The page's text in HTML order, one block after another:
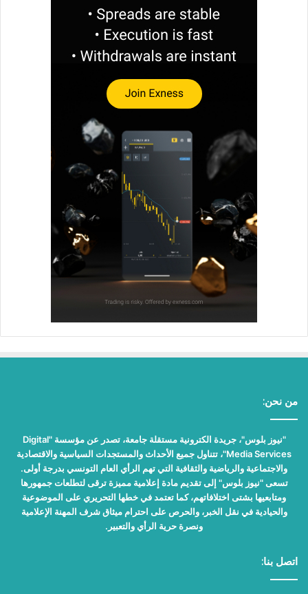
من نحن:
"نيوز بلوس"، جريدة الكترونية مستقلة جامعة، تصدر عن مؤسسة "Digital
Media Services"، تتناول جميع الأحداث والمستجدات السياسية والاقتصادية
والاجتماعية والرياضية والثقافية التي تهم الرأي العام التونسي بدرجة أولى.
تسعى "نيوز بلوس" إلى تقديم مادة إعلامية مميزة ترقى لتطلعات جمهورها
ومتابعيها بشتى اختلافاتهم، كما تعتمد في خطها التحريري على الموضوعية
والحيادية في نقل الخبر، والحرص على احترام ميثاق شرف المهنة الإعلامية
ونصرة حرية الرأي والتعبير.
اتصل بنا: